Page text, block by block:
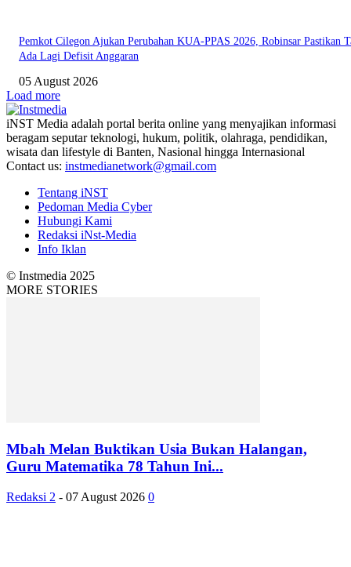
Pemkot Cilegon Ajukan Perubahan KUA-PPAS 2026, Robinsar Pastikan
Ada Lagi Defisit Anggaran
05 August 2026
Load more
iNST Media adalah portal berita online yang menyajikan informasi
beragam seputar teknologi, hukum, politik, olahraga, pendidikan,
wisata dan lifestyle di Banten, Nasional hingga Internasional
Contact us: instmedianetwork@gmail.com
Tentang iNST
Pedoman Media Cyber
Hubungi Kami
Redaksi iNst-Media
Info Iklan
© Instmedia 2025
MORE STORIES
Mbah Melan Buktikan Usia Bukan Halangan,
Guru Matematika 78 Tahun Ini...
Redaksi 2 - 07 August 2026 0